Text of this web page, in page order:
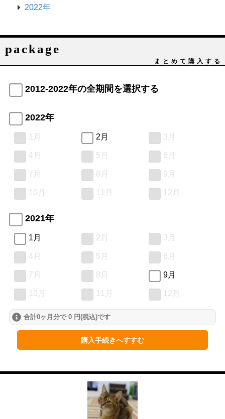
2022年
package
まとめて購入する
2012-2022年の全期間を選択する
2022年
1月 2月 3月
4月 5月 6月
7月 8月 9月
10月 11月 12月
2021年
1月 2月 3月
4月 5月 6月
7月 8月 9月
10月 11月 12月
2020年
2月
7月 8月 9月
11月
合計0ヶ月分で 0 円(税込)です
購入手続きへすすむ